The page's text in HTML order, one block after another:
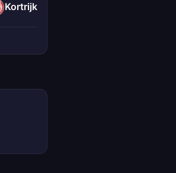
Kortrijk